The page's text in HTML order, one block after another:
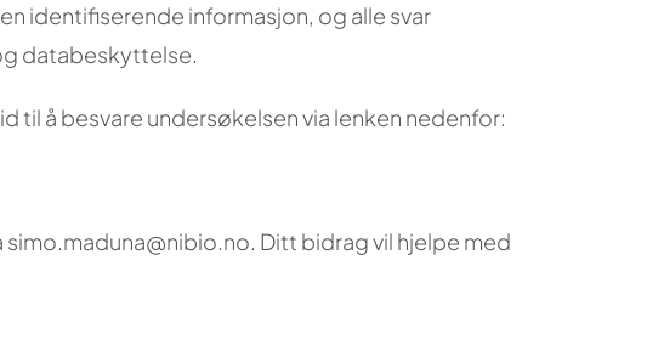
identifiserende informasjon, og alle svar
databeskyttelse.
til å besvare undersøkelsen via lenken nedenfor:
Ditt bidrag vil hjelpe med